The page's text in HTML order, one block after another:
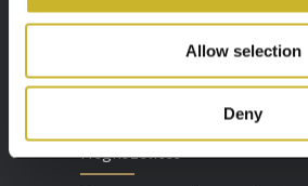
Allow selection
Deny
szakterülettel rendelkező
ellátást biztosítja Önnek és
Megközelítés